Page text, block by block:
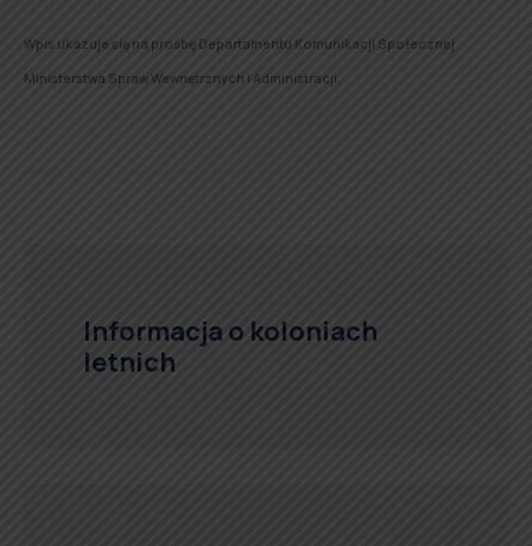
Wpis ukazuje się na prośbę Departamentu Komunikacji Społecznej
Ministerstwa Spraw Wewnętrznych i Administracji.
Informacja o koloniach
letnich